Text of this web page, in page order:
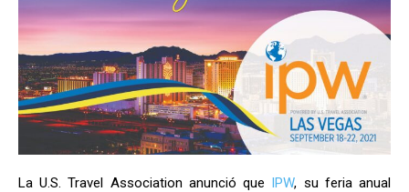
La U.S. Travel Association anunció que IPW, su feria anual